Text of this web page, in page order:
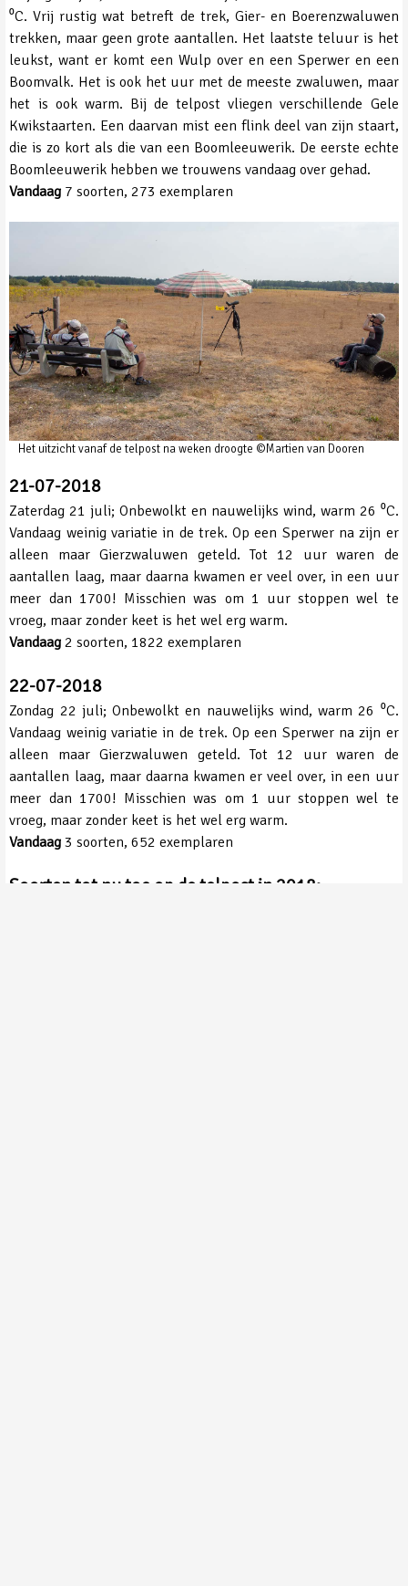
⁰C. Vrij rustig wat betreft de trek, Gier- en Boerenzwaluwen
trekken, maar geen grote aantallen. Het laatste teluur is het
leukst, want er komt een Wulp over en een Sperwer en een
Boomvalk. Het is ook het uur met de meeste zwaluwen, maar
het is ook warm. Bij de telpost vliegen verschillende Gele
Kwikstaarten. Een daarvan mist een flink deel van zijn staart,
die is zo kort als die van een Boomleeuwerik. De eerste echte
Boomleeuwerik hebben we trouwens vandaag over gehad.
Vandaag 7 soorten, 273 exemplaren
Het uitzicht vanaf de telpost na weken droogte ©Martien van Dooren
21-07-2018
Zaterdag 21 juli; Onbewolkt en nauwelijks wind, warm 26 ⁰C.
Vandaag weinig variatie in de trek. Op een Sperwer na zijn er
alleen maar Gierzwaluwen geteld. Tot 12 uur waren de
aantallen laag, maar daarna kwamen er veel over, in een uur
meer dan 1700! Misschien was om 1 uur stoppen wel te
vroeg, maar zonder keet is het wel erg warm.
Vandaag 2 soorten, 1822 exemplaren
22-07-2018
Zondag 22 juli; Onbewolkt en nauwelijks wind, warm 26 ⁰C.
Vandaag weinig variatie in de trek. Op een Sperwer na zijn er
alleen maar Gierzwaluwen geteld. Tot 12 uur waren de
aantallen laag, maar daarna kwamen er veel over, in een uur
meer dan 1700! Misschien was om 1 uur stoppen wel te
vroeg, maar zonder keet is het wel erg warm.
Vandaag 3 soorten, 652 exemplaren
Soorten tot nu toe op de telpost in 2018: